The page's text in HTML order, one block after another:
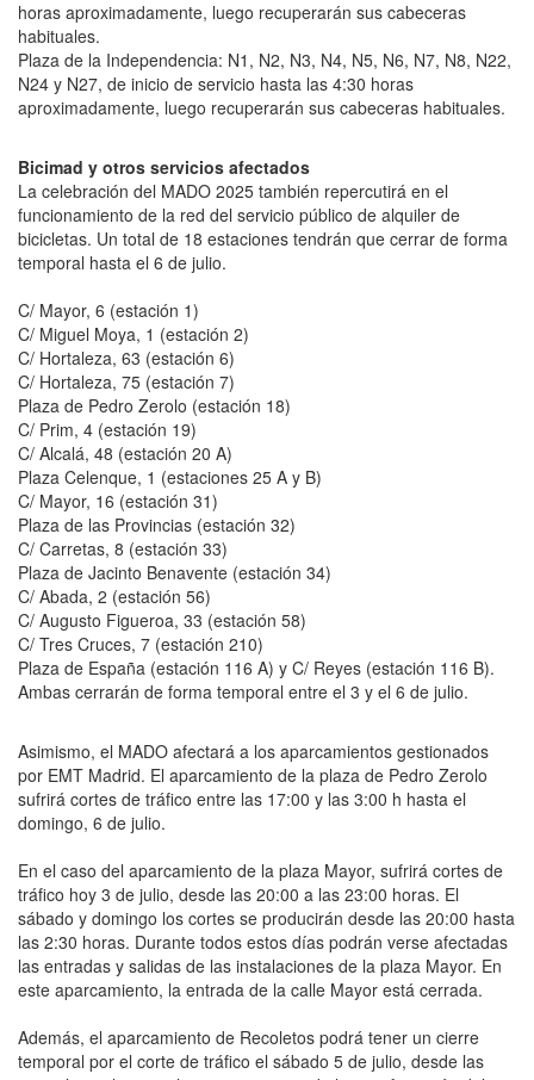
horas aproximadamente, luego recuperarán sus cabeceras
habituales.
Plaza de la Independencia: N1, N2, N3, N4, N5, N6, N7, N8, N22,
N24 y N27, de inicio de servicio hasta las 4:30 horas
aproximadamente, luego recuperarán sus cabeceras habituales.
Bicimad y otros servicios afectados
La celebración del MADO 2025 también repercutirá en el
funcionamiento de la red del servicio público de alquiler de
bicicletas. Un total de 18 estaciones tendrán que cerrar de forma
temporal hasta el 6 de julio.
C/ Mayor, 6 (estación 1)
C/ Miguel Moya, 1 (estación 2)
C/ Hortaleza, 63 (estación 6)
C/ Hortaleza, 75 (estación 7)
Plaza de Pedro Zerolo (estación 18)
C/ Prim, 4 (estación 19)
C/ Alcalá, 48 (estación 20 A)
Plaza Celenque, 1 (estaciones 25 A y B)
C/ Mayor, 16 (estación 31)
Plaza de las Provincias (estación 32)
C/ Carretas, 8 (estación 33)
Plaza de Jacinto Benavente (estación 34)
C/ Abada, 2 (estación 56)
C/ Augusto Figueroa, 33 (estación 58)
C/ Tres Cruces, 7 (estación 210)
Plaza de España (estación 116 A) y C/ Reyes (estación 116 B).
Ambas cerrarán de forma temporal entre el 3 y el 6 de julio.
Asimismo, el MADO afectará a los aparcamientos gestionados
por EMT Madrid. El aparcamiento de la plaza de Pedro Zerolo
sufrirá cortes de tráfico entre las 17:00 y las 3:00 h hasta el
domingo, 6 de julio.
En el caso del aparcamiento de la plaza Mayor, sufrirá cortes de
tráfico hoy 3 de julio, desde las 20:00 a las 23:00 horas. El
sábado y domingo los cortes se producirán desde las 20:00 hasta
las 2:30 horas. Durante todos estos días podrán verse afectadas
las entradas y salidas de las instalaciones de la plaza Mayor. En
este aparcamiento, la entrada de la calle Mayor está cerrada.
Además, el aparcamiento de Recoletos podrá tener un cierre
temporal por el corte de tráfico el sábado 5 de julio, desde las